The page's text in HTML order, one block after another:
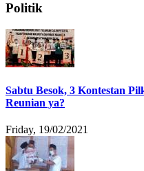
Politik
Sabtu Besok, 3 Kontestan
Reunian ya?
Friday, 19/02/2021